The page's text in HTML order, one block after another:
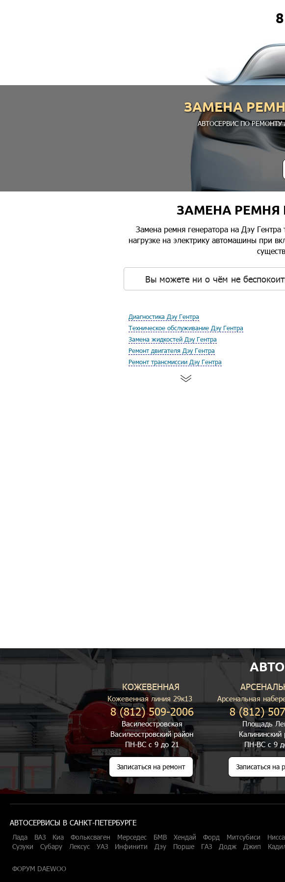
ЗАМЕНА
АВТОСЕРВИС ПО РЕМОНТУ
ЗАМЕНА РЕМНЯ
Замена ремня генератора на Дэу
нагрузке на электрику автомашины при
Вы можете ни о чём не
Диагностика Дэу Гентра
Техническое обслуживание Дэу Гентра
Замена жидкостей Дэу Гентра
Ремонт двигателя Дэу Гентра
Ремонт трансмиссии Дэу Гентра
КОЖЕВЕННАЯ
Кожевенная линия 29к13
8 (812) 509-2006
Василеостровская
Василеостровский район
ПН-ВС с 9 до 21
Записаться на ремонт
Арсенальная
8 (812)
Площадь
Калининский
ПН-ВС с 9
Записаться на
АВТОСЕРВИСЫ В САНКТ-ПЕТЕРБУРГЕ
Лада ВАЗ Киа Фольксваген Мерседес БМВ Хендай Форд Митсубиси
Сузуки
Субару Лексус УАЗ Инфинити Дэу Порше ГАЗ Додж Джип
ФОРУМ DAEWOO